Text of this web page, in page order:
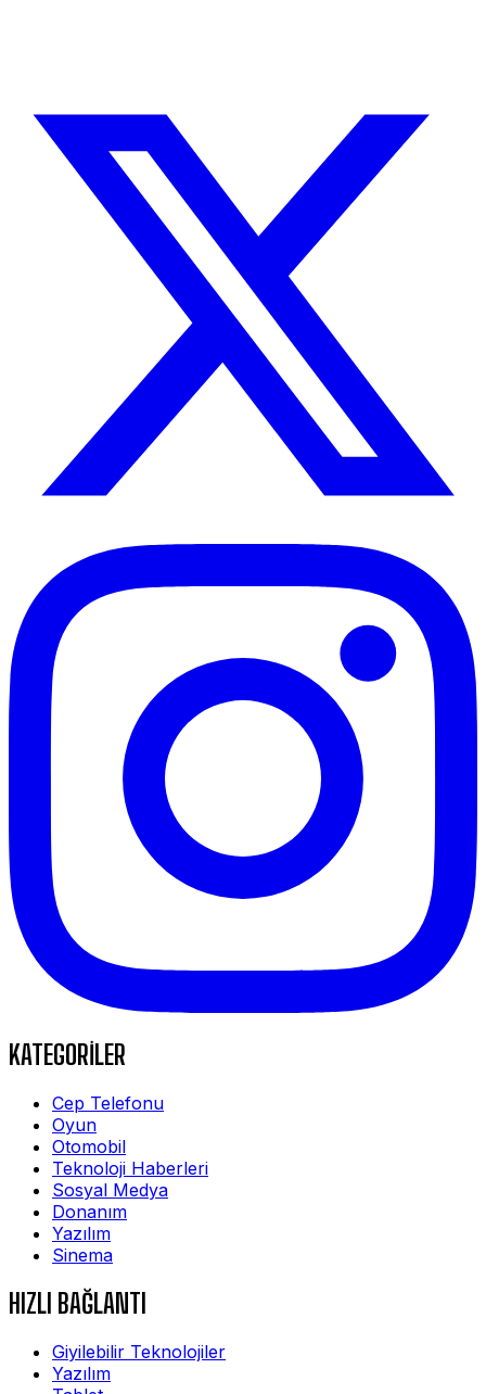
KATEGORİLER
Cep Telefonu
Oyun
Otomobil
Teknoloji Haberleri
Sosyal Medya
Donanım
Yazılım
Sinema
HIZLI BAĞLANTI
Giyilebilir Teknolojiler
Yazılım